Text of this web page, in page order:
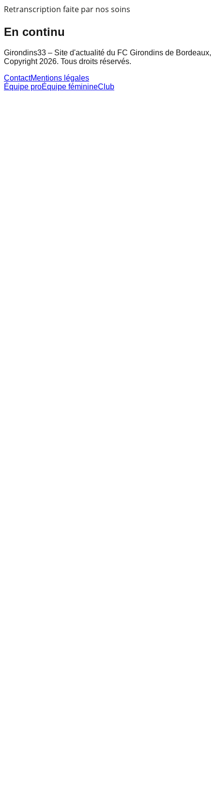
Retranscription faite par nos soins
En continu
Girondins33 – Site d'actualité du FC Girondins de Bordeaux,
Copyright 2026. Tous droits réservés.
ContactMentions légales
Équipe proÉquipe féminineClub